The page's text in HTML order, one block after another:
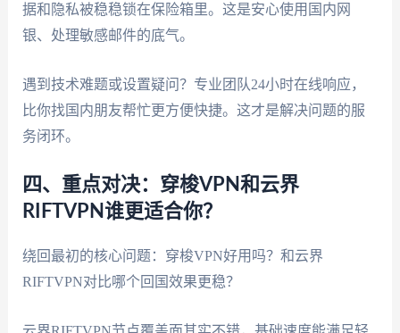
据和隐私被稳稳锁在保险箱里。这是安心使用国内网
银、处理敏感邮件的底气。
遇到技术难题或设置疑问？专业团队24小时在线响应，
比你找国内朋友帮忙更方便快捷。这才是解决问题的服
务闭环。
四、重点对决：穿梭VPN和云界
RIFTVPN谁更适合你？
绕回最初的核心问题：穿梭VPN好用吗？和云界
RIFTVPN对比哪个回国效果更稳？